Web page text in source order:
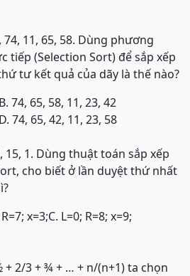
11, 65, 58. Dùng phương
tiếp (Selection Sort) để sắp xếp
tư kết quả của dãy là thế nào?
B. 74, 65, 58, 11, 23, 42
D. 74, 65, 42, 11, 23, 58
15, 1. Dùng thuật toán sắp xếp
cho biết ở lần duyệt thứ nhất
x=3;C. L=0; R=8; x=9;
2/3 + ¾ + … + n/(n+1) ta chọn